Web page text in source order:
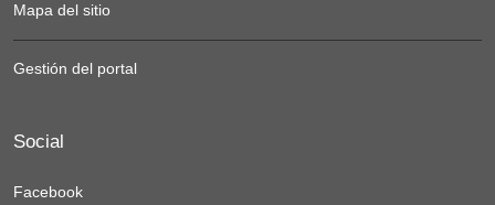
Mapa del sitio
Gestión del portal
Social
Facebook